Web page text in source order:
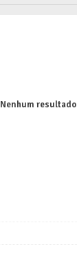
Nenhum